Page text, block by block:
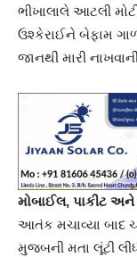
ભીખાલાલે આટલી
ઉશ્કેરાઈને બેફામ
જાનથી મારી
મોબાઈલ, પાકીટ અને
આતંક મચાવ્યા બાદ
મુજબની મતા લૂંટી